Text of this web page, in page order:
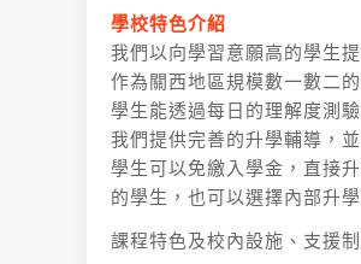
學校特色介紹
我們以向學習意願高的學生
作為關西地區規模數一數二
學生能透過每日的理解度測
我們提供完善的升學輔導，
學生可以免繳入學金，直接
的學生，也可以選擇內部升
課程特色及校內設施、支援